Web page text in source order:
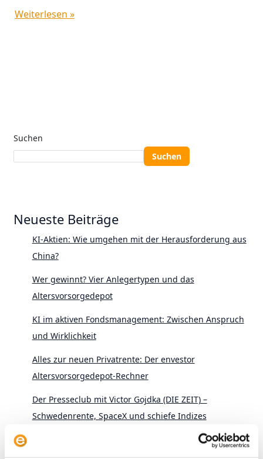
Weiterlesen »
Suchen
Suchen
Neueste Beiträge
KI-Aktien: Wie umgehen mit der Herausforderung aus
China?
Wer gewinnt? Vier Anlegertypen und das
Altersvorsorgedepot
KI im aktiven Fondsmanagement: Zwischen Anspruch
und Wirklichkeit
Alles zur neuen Privatrente: Der envestor
Altersvorsorgedepot-Rechner
Der Presseclub mit Victor Gojdka (DIE ZEIT) –
Schwedenrente, SpaceX und schiefe Indizes